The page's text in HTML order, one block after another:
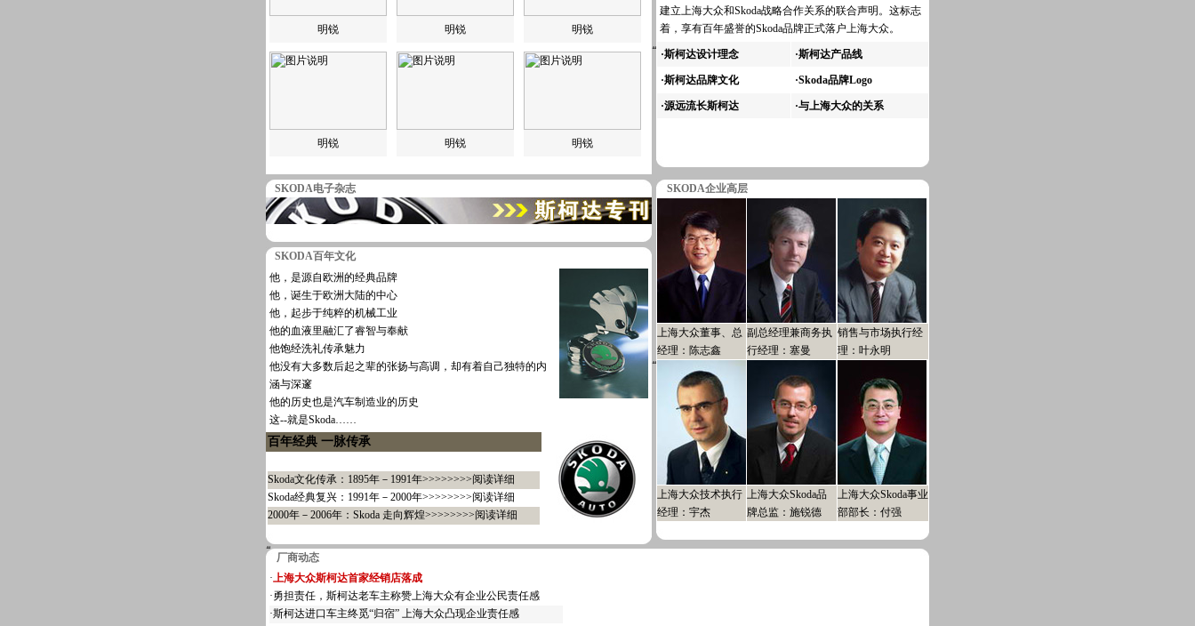
明锐 明锐 明锐
明锐 明锐 明锐
建立上海大众和Skoda战略合作关系的联合声明。这标志
着，享有百年盛誉的Skoda品牌正式落户上海大众。
·斯柯达设计理念 ·斯柯达产品线
·斯柯达品牌文化 ·Skoda品牌Logo
·源远流长斯柯达 ·与上海大众的关系
SKODA电子杂志
SKODA百年文化
他，是源自欧洲的经典品牌
他，诞生于欧洲大陆的中心
他，起步于纯粹的机械工业
他的血液里融汇了睿智与奉献
他饱经洗礼传承魅力
他没有大多数后起之辈的张扬与高调，却有着自己独特的内
涵与深邃
他的历史也是汽车制造业的历史
这--就是Skoda……
百年经典 一脉传承
Skoda文化传承：1895年－1991年>>>>>>>>阅读详细
Skoda经典复兴：1991年－2000年>>>>>>>>阅读详细
2000年－2006年：Skoda 走向辉煌>>>>>>>>阅读详细
SKODA企业高层
上海大众董事、总
经理：陈志鑫
副总经理兼商务执
行经理：塞曼
销售与市场执行经
理：叶永明
上海大众技术执行
经理：宇杰
上海大众Skoda品
牌总监：施锐德
上海大众Skoda事业
部部长：付强
厂商动态
·上海大众斯柯达首家经销店落成
·勇担责任，斯柯达老车主称赞上海大众有企业公民责任感
·斯柯达进口车主终觅“归宿” 上海大众凸现企业责任感